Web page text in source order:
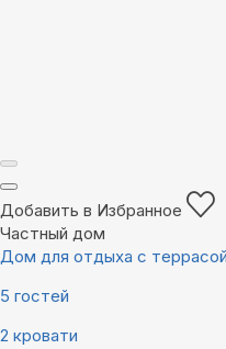
Добавить в Избранное
Частный дом
Дом для отдыха с
5 гостей
2 кровати